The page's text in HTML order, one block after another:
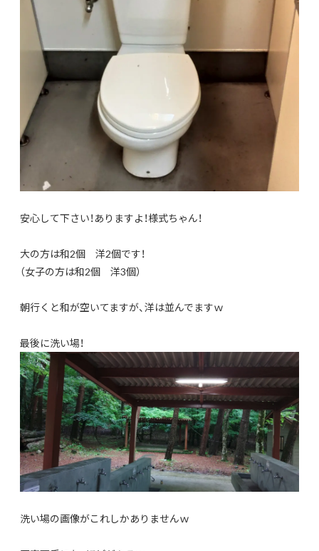
安心して下さい！ありますよ！様式ちゃん！
大の方は和2個 洋2個です！
（女子の方は和2個 洋3個）
朝行くと和が空いてますが、洋は並んでますｗ
最後に洗い場！
洗い場の画像がこれしかありませんｗ